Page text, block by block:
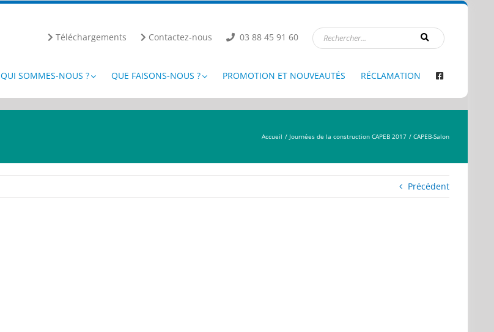
Téléchargements Contactez-nous 03 88 45 91 60
QUI SOMMES-NOUS ? QUE FAISONS-NOUS ? PROMOTION ET NOUVEAUTÉS RÉCLAMATION
Accueil Journées de la construction CAPEB 2017 CAPEB-Salon
Précédent